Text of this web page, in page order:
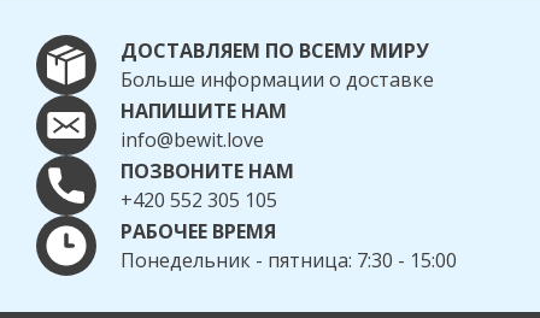
ДОСТАВЛЯЕМ ПО ВСЕМУ МИРУ
Больше информации о доставке
НАПИШИТЕ НАМ
info@bewit.love
ПОЗВОНИТЕ НАМ
+420 552 305 105
РАБОЧЕЕ ВРЕМЯ
Понедельник - пятница: 7:30 - 15:00